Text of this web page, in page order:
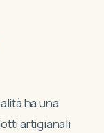
ha una
artigianali